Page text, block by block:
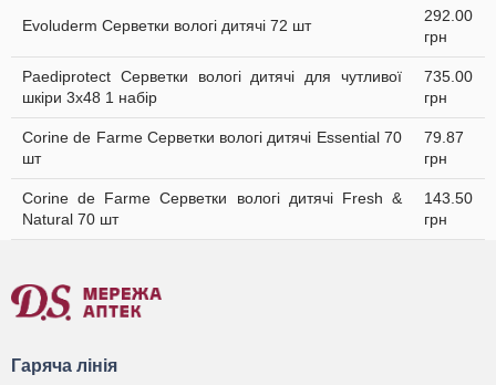
Evoluderm Серветки вологі дитячі 72 шт
292.00
грн
Paediprotect Серветки вологі дитячі для чутливої
шкіри 3х48 1 набір
735.00
грн
Corine de Farme Серветки вологі дитячі Essential 70
шт
79.87
грн
Corine de Farme Серветки вологі дитячі Fresh &
Natural 70 шт
143.50
грн
Гаряча лінія